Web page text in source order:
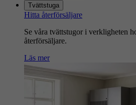
Tvättstuga
Hitta återförsäljare
Se våra tvättstugor i verkligheten
återförsäljare.
Läs mer